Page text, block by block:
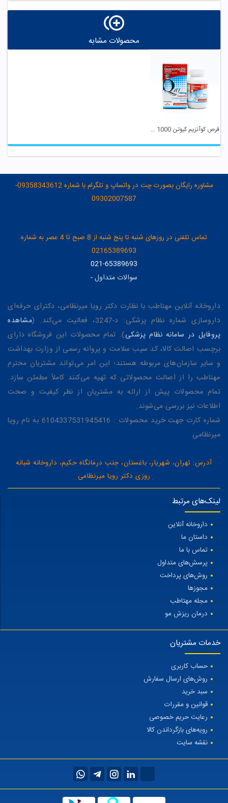
محصولات مشابه
قرص کوآنزیم کیوتن 1000 میلی گرم او پی دی فارما
مشاوره رایگان بصورت چت در واتساپ و تلگرام با شماره 09358343612-
09302007587
تماس تلفنی در روزهای شنبه تا پنج شنبه از 8 صبح تا 4 عصر به شماره
02165389693
021-65389693
سوالات متداول-
داروخانه آنلاین مهتاطب با نظارت دکتر رویا میرنظامی، دکترای حرفه‌ای
داروسازی شماره نظام پزشکی: د-3247، فعالیت می‌کند. (
مشاهده
پروفایل در سامانه نظام پزشکی). تمام محصولات این فروشگاه دارای
برچسب اصالت کالا، کد سیب سلامت و پروانه رسمی از وزارت بهداشت
و سایر سازمان‌های مربوطه هستند؛ این امر می‌تواند مشتریان محترم
مهتاطب را از اصالت محصولاتی که تهیه می‌کنند کاملاً مطمئن سازد.
تمام محصولات پیش از ارائه به مشتریان از نظر کیفیت و صحت
اطلاعات نیز بررسی می‌شوند.
شماره کارت جهت خرید محصولات : 6104337531945416 به نام رویا
میرنظامی
آدرس: تهران، شهریار، باغستان، جنب درمانگاه حکیم، داروخانه شبانه
روزی دکتر رویا میرنظامی
لینک‌های مرتبط
داروخانه آنلاین
داستان ما
تماس با ما
پرسش‌های متداول
روش‌های پرداخت
مجوزها
مجله مهتاطب
درمان ریزش مو
خدمات مشتریان
حساب کاربری
روش‌های ارسال سفارش
سبد خرید
قوانین و مقررات
رعایت حریم خصوصی
رویه‌های بازگرداندن کالا
نقشه سایت